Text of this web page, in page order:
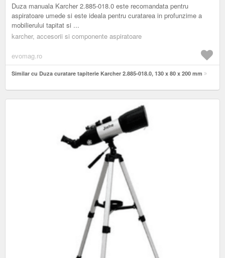
Duza manuala Karcher 2.885-018.0 este recomandata pentru
aspiratoare umede si este ideala pentru curatarea in profunzime a
mobilierului tapitat si ...
karcher, accesorii si componente aspiratoare
evomag.ro
Similar cu Duza curatare tapiterie Karcher 2.885-018.0, 130 x 80 x 200 mm